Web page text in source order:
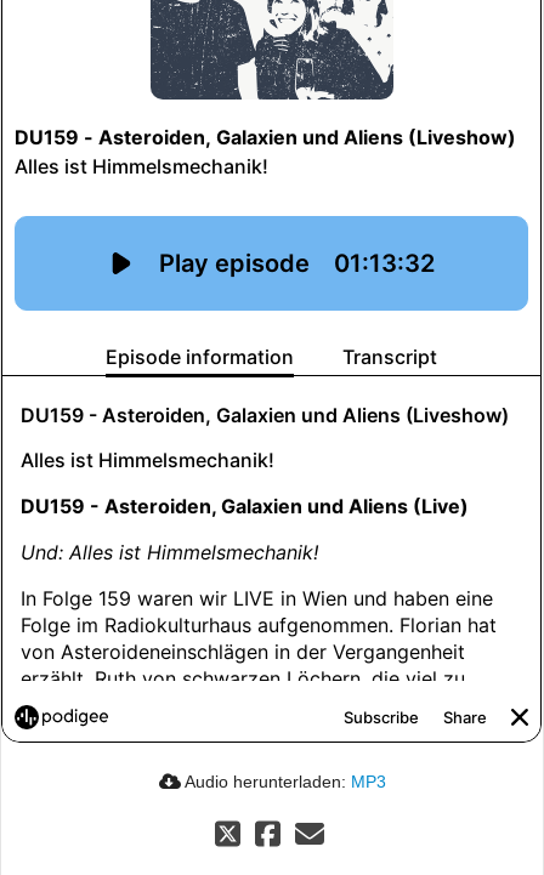
Audio herunterladen: MP3